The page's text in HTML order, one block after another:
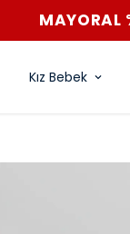
MAYORAL
Kız Bebek